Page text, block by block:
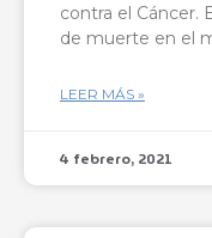
contra el Cáncer.
de muerte en el
LEER MÁS »
4 febrero, 2021